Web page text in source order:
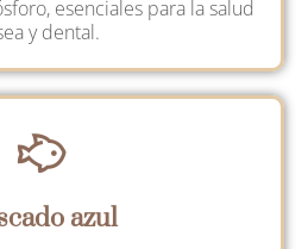
esenciales para la salud
y dental.
azul